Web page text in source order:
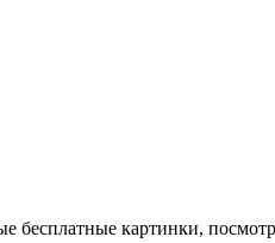
бесплатные картинки,